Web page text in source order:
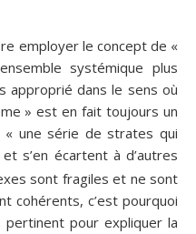
employer le concept de «
systémique plus
approprié dans le sens où
» est en fait toujours un
« une série de strates qui
s’en écartent à d’autres
sont fragiles et ne sont
cohérents, c’est pourquoi
pour expliquer la